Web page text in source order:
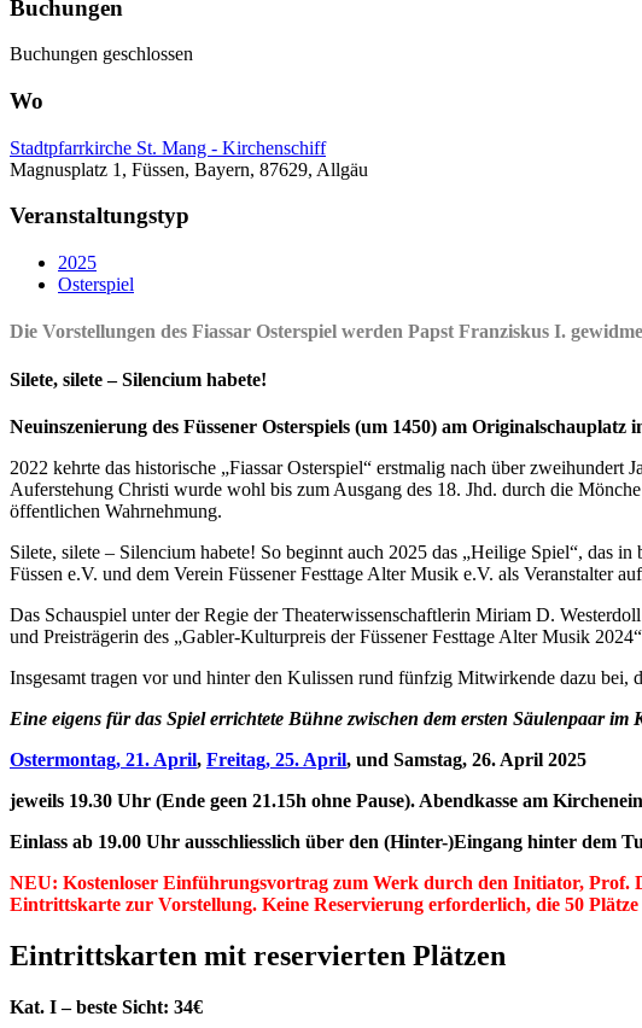
Buchungen
Buchungen geschlossen
Wo
Stadtpfarrkirche St. Mang - Kirchenschiff
Magnusplatz 1, Füssen, Bayern, 87629, Allgäu
Veranstaltungstyp
2025
Osterspiel
Die Vorstellungen des Fiassar Osterspiel werden Papst Franziskus I.
Silete, silete – Silencium habete!
Neuinszenierung des Füssener Osterspiels (um 1450) am Originalschauplatz
2022 kehrte das historische „Fiassar Osterspiel“ erstmalig nach über
Auferstehung Christi wurde wohl bis zum Ausgang des 18. Jhd. durch die
öffentlichen Wahrnehmung.
Silete, silete – Silencium habete! So beginnt auch 2025 das „Heilige Spiel“, das
Füssen e.V. und dem Verein Füssener Festtage Alter Musik e.V. als Veranstalter
Das Schauspiel unter der Regie der Theaterwissenschaftlerin Miriam D.
und Preisträgerin des „Gabler-Kulturpreis der Füssener Festtage Alter Musik 2024“
Insgesamt tragen vor und hinter den Kulissen rund fünfzig Mitwirkende dazu bei,
Eine eigens für das Spiel errichtete Bühne zwischen dem ersten Säulenpaar
Ostermontag, 21. April, Freitag, 25. April, und Samstag, 26. April 2025
jeweils 19.30 Uhr (Ende geen 21.15h ohne Pause). Abendkasse am
Einlass ab 19.00 Uhr ausschliesslich über den (Hinter-)Eingang hinter dem
NEU: Kostenloser Einführungsvortrag zum Werk durch den Initiator, Prof.
Eintrittskarte zur Vorstellung. Keine Reservierung erforderlich, die 50
Eintrittskarten mit reservierten Plätzen
Kat. I – beste Sicht: 34€